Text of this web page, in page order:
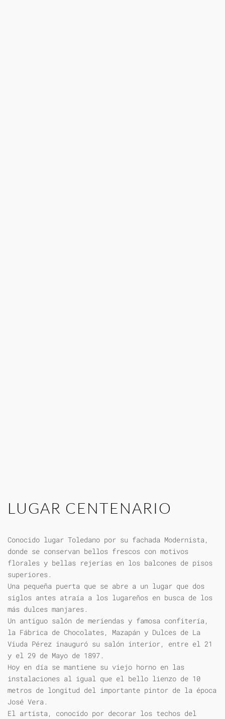
LUGAR CENTENARIO
Conocido lugar Toledano por su fachada Modernista,
donde se conservan bellos frescos con motivos
florales y bellas rejerías en los balcones de pisos
superiores.
Una pequeña puerta que se abre a un lugar que dos
siglos antes atraía a los lugareños en busca de los
más dulces manjares.
Un antiguo salón de meriendas y famosa confitería,
la Fábrica de Chocolates, Mazapán y Dulces de La
Viuda Pérez inauguró su salón interior, entre el 21
y el 29 de Mayo de 1897.
Hoy en día se mantiene su viejo horno en las
instalaciones al igual que el bello lienzo de 10
metros de longitud del importante pintor de la época
José Vera.
El artista, conocido por decorar los techos del